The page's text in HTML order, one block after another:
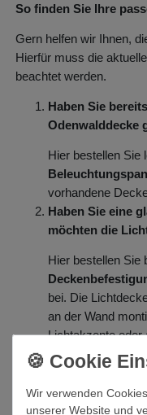
So finden Sie Ihre
Gern helfen wir Ihnen,
Hierfür muss die
beachtet werden.
Haben Sie
Odenwalddecke
Hier bestellen Sie
vorhandene
Haben Sie eine
möchten die
Hier bestellen Sie
bei. Die
an der Wand
Lichtakzente oder
Haben Sie
das Motiv
Wir verwenden
unserer Website und